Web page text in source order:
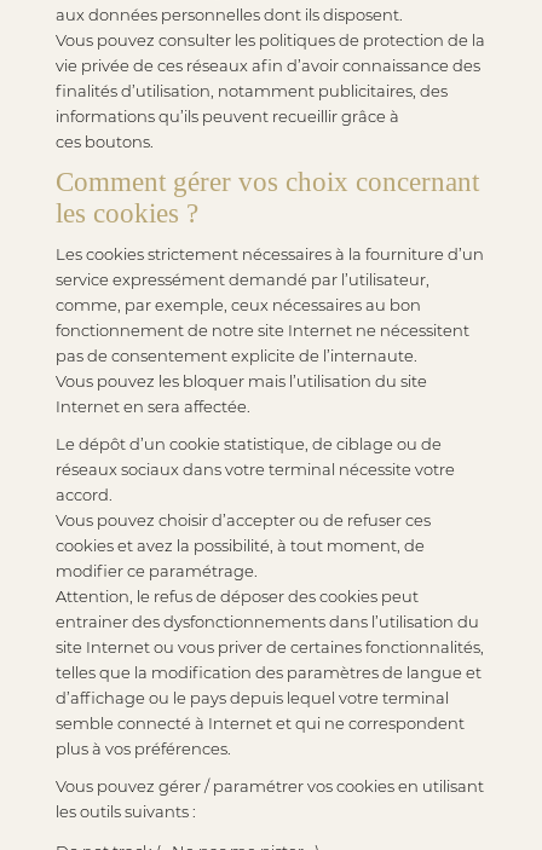
aux données personnelles dont ils disposent.
Vous pouvez consulter les politiques de protection de la
vie privée de ces réseaux afin d’avoir connaissance des
finalités d’utilisation, notamment publicitaires, des
informations qu’ils peuvent recueillir grâce à
ces boutons.
Comment gérer vos choix concernant
les cookies ?
Les cookies strictement nécessaires à la fourniture d’un
service expressément demandé par l’utilisateur,
comme, par exemple, ceux nécessaires au bon
fonctionnement de notre site Internet ne nécessitent
pas de consentement explicite de l’internaute.
Vous pouvez les bloquer mais l’utilisation du site
Internet en sera affectée.
Le dépôt d’un cookie statistique, de ciblage ou de
réseaux sociaux dans votre terminal nécessite votre
accord.
Vous pouvez choisir d’accepter ou de refuser ces
cookies et avez la possibilité, à tout moment, de
modifier ce paramétrage.
Attention, le refus de déposer des cookies peut
entrainer des dysfonctionnements dans l’utilisation du
site Internet ou vous priver de certaines fonctionnalités,
telles que la modification des paramètres de langue et
d’affichage ou le pays depuis lequel votre terminal
semble connecté à Internet et qui ne correspondent
plus à vos préférences.
Vous pouvez gérer / paramétrer vos cookies en utilisant
les outils suivants :